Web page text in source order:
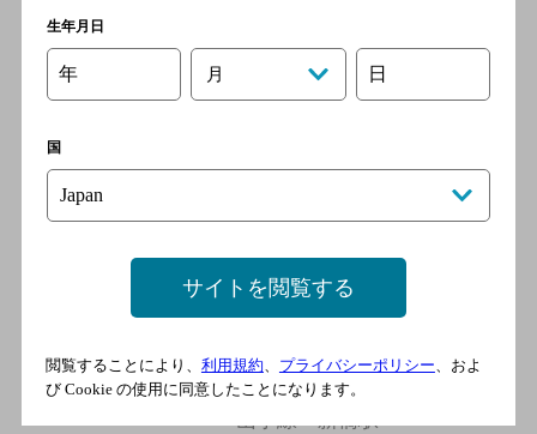
[中華料理]
ＪＲ 新橋駅 日比谷口 徒歩3分
都営地下鉄三田線 内幸町駅
／ＪＲ横須賀線 新橋駅／Ｊ
Ｒ京浜東北線 新橋駅／ＪＲ
山手線 新橋駅
生年月日
年 月 日
国
サイトを閲覧する
閲覧することにより、 利用規約 プライバシーポリシー 、およ
び Cookie の使用に同意したことになります。